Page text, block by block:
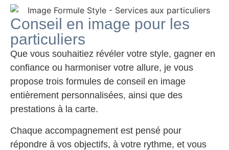
Conseil en image pour les
particuliers
Que vous souhaitiez révéler votre style, gagner en
confiance ou harmoniser votre allure, je vous
propose trois formules de conseil en image
entièrement personnalisées, ainsi que des
prestations à la carte.
Chaque accompagnement est pensé pour
répondre à vos objectifs, à votre rythme, et vous